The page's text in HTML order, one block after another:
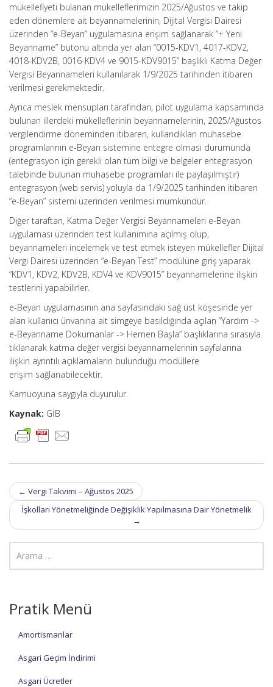
mükellefiyeti bulanan mükelleflerimizin 2025/Ağustos ve takip
eden dönemlere ait beyannamelerinin, Dijital Vergisi Dairesi
üzerinden “e-Beyan” uygulamasına erişim sağlanarak “+ Yeni
Beyanname” butonu altında yer alan “0015-KDV1, 4017-KDV2,
4018-KDV2B, 0016-KDV4 ve 9015-KDV9015” başlıklı Katma Değer
Vergisi Beyannameleri kullanılarak 1/9/2025 tarihinden itibaren
verilmesi gerekmektedir.
Ayrıca meslek mensupları tarafından, pilot uygulama kapsamında
bulunan illerdeki mükelleflerinin beyannamelerinin, 2025/Ağustos
vergilendirme döneminden itibaren, kullandıkları muhasebe
programlarının e-Beyan sistemine entegre olması durumunda
(entegrasyon için gerekli olan tüm bilgi ve belgeler entegrasyon
talebinde bulunan muhasebe programları ile paylaşılmıştır)
entegrasyon (web servis) yoluyla da 1/9/2025 tarihinden itibaren
“e-Beyan” sistemi üzerinden verilmesi mümkündür.
Diğer taraftan, Katma Değer Vergisi Beyannameleri e-Beyan
uygulaması üzerinden test kullanımına açılmış olup,
beyannameleri incelemek ve test etmek isteyen mükellefler Dijital
Vergi Dairesi üzerinden “e-Beyan Test” modülüne giriş yaparak
“KDV1, KDV2, KDV2B, KDV4 ve KDV9015” beyannamelerine ilişkin
testlerini yapabilirler.
e-Beyan uygulamasının ana sayfasındaki sağ üst köşesinde yer
alan kullanıcı ünvanına ait simgeye basıldığında açılan “Yardım ->
e-Beyanname Dokümanlar -> Hemen Başla” başlıklarına sırasıyla
tıklanarak katma değer vergisi beyannamelerinin sayfalarına
ilişkin ayrıntılı açıklamaların bulunduğu modüllere
erişim sağlanabilecektir.
Kamuoyuna saygıyla duyurulur.
Kaynak: GİB
Post
navigation
← Vergi Takvimi – Ağustos 2025
İşkolları Yönetmeliğinde Değişiklik Yapılmasına Dair Yönetmelik
→
Pratik Menü
Amortismanlar
Asgari Geçim İndirimi
Asgari Ücretler